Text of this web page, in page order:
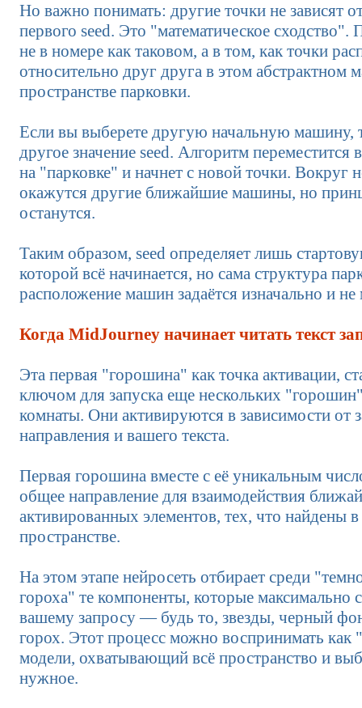
Но важно понимать: другие точки не зависят
первого seed. Это "математическое сходство".
не в номере как таковом, а в том, как точки
относительно друг друга в этом абстрактном
пространстве парковки.
Если вы выберете другую начальную машину,
другое значение seed. Алгоритм переместится
на "парковке" и начнет с новой точки. Вокруг
окажутся другие ближайшие машины, но
останутся.
Таким образом, seed определяет лишь
которой всё начинается, но сама структура
расположение машин задаётся изначально и не
Когда MidJourney начинает читать текст
Эта первая "горошина" как точка активации,
ключом для запуска еще нескольких
комнаты. Они активируются в зависимости от
направления и вашего текста.
Первая горошина вместе с её уникальным
общее направление для взаимодействия
активированных элементов, тех, что найдены
пространстве.
На этом этапе нейросеть отбирает среди
гороха" те компоненты, которые максимально
вашему запросу — будь то, звезды, черный
горох. Этот процесс можно воспринимать как
модели, охватывающий всё пространство и
нужное.